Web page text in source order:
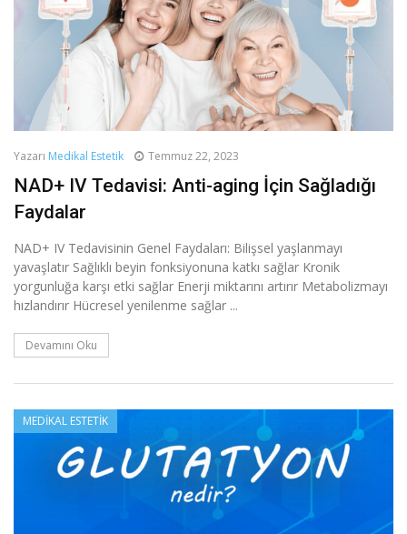
Yazarı Medikal Estetik Temmuz 22, 2023
NAD+ IV Tedavisi: Anti-aging İçin Sağladığı
Faydalar
NAD+ IV Tedavisinin Genel Faydaları: Bilişsel yaşlanmayı
yavaşlatır Sağlıklı beyin fonksiyonuna katkı sağlar Kronik
yorgunluğa karşı etki sağlar Enerji miktarını artırır Metabolizmayı
hızlandırır Hücresel yenilenme sağlar ...
Devamını Oku
MEDIKAL ESTETIK